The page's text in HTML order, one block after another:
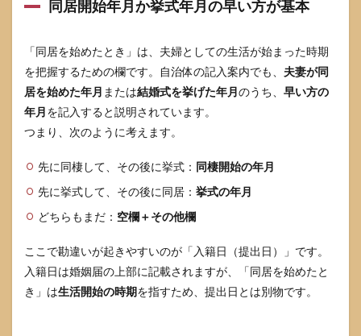
を始
き：
同居
して
いな
い場
合
6.1
未来
の年
書か
提出
の事
実で
同居開始年月か挙式年月の早い方が基本
「同居を始めたとき」は、夫婦としての生活が始まった時期
を把握するための欄です。自治体の記入案内でも、 夫妻が同
居を始めた年月 または結婚式を挙げた年月のうち、 早い方の
年月を記入すると説明されています。
つまり、次のように考えます。
先に同棲して、その後に挙式： 同棲開始の年月
先に挙式して、その後に同居： 挙式の年月
どちらもまだ： 空欄＋その他欄
ここで勘違いが起きやすいのが「入籍日（提出日）」です。
入籍日は婚姻届の上部に記載されますが、「同居を始めたと
き」は生活開始の時期を指すため、提出日とは別物です。